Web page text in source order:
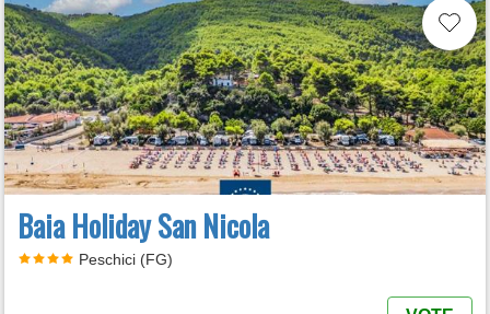
Baia Holiday San Nicola
Peschici (FG)